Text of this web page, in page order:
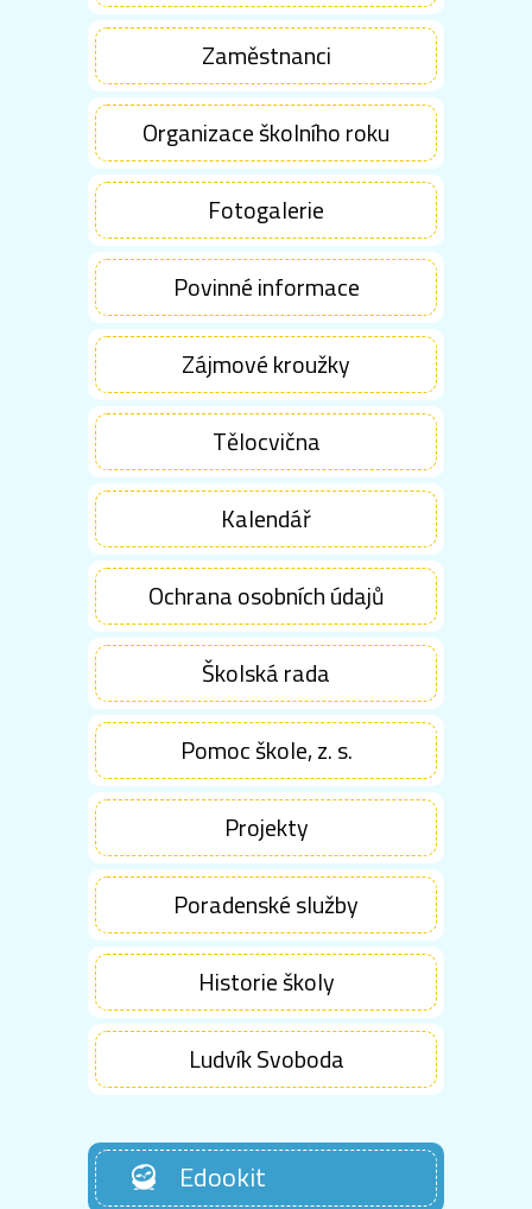
Zaměstnanci
Organizace školního roku
Fotogalerie
Povinné informace
Zájmové kroužky
Tělocvična
Kalendář
Ochrana osobních údajů
Školská rada
Pomoc škole, z. s.
Projekty
Poradenské služby
Historie školy
Ludvík Svoboda
Edookit